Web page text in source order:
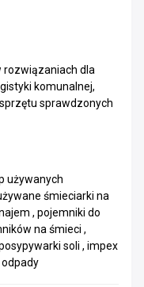
rozwiązaniach dla
komunalnej,
sprawdzonych
używanych
śmieciarki na
, pojemniki do
na śmieci ,
soli , impex